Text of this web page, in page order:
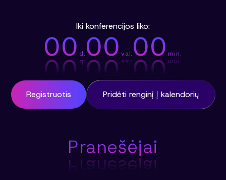
Iki konferencijos liko:
00 d. 00val. 00min.
00 d. 00 val. 00 min.
Registruotis Pridėti renginį į kalendorių
Pranešėjai
Pranešėjai